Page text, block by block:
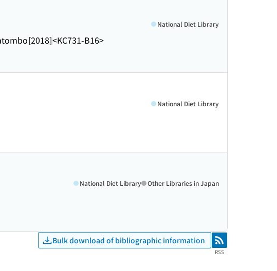
[2018]<KC731-B16>
National Diet Library
National Diet Library
National Diet Library Other Libraries in Japan
Bulk download of bibliographic information RSS
RSS